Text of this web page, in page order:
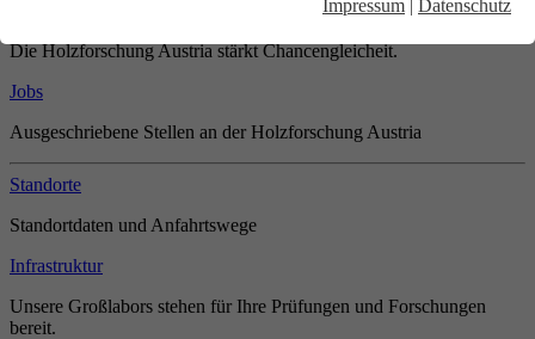
Impressum | Datenschutz
Die Holzforschung Austria stärkt Chancengleicheit.
Jobs
Ausgeschriebene Stellen an der Holzforschung Austria
Standorte
Standortdaten und Anfahrtswege
Infrastruktur
Unsere Großlabors stehen für Ihre Prüfungen und Forschungen
bereit.